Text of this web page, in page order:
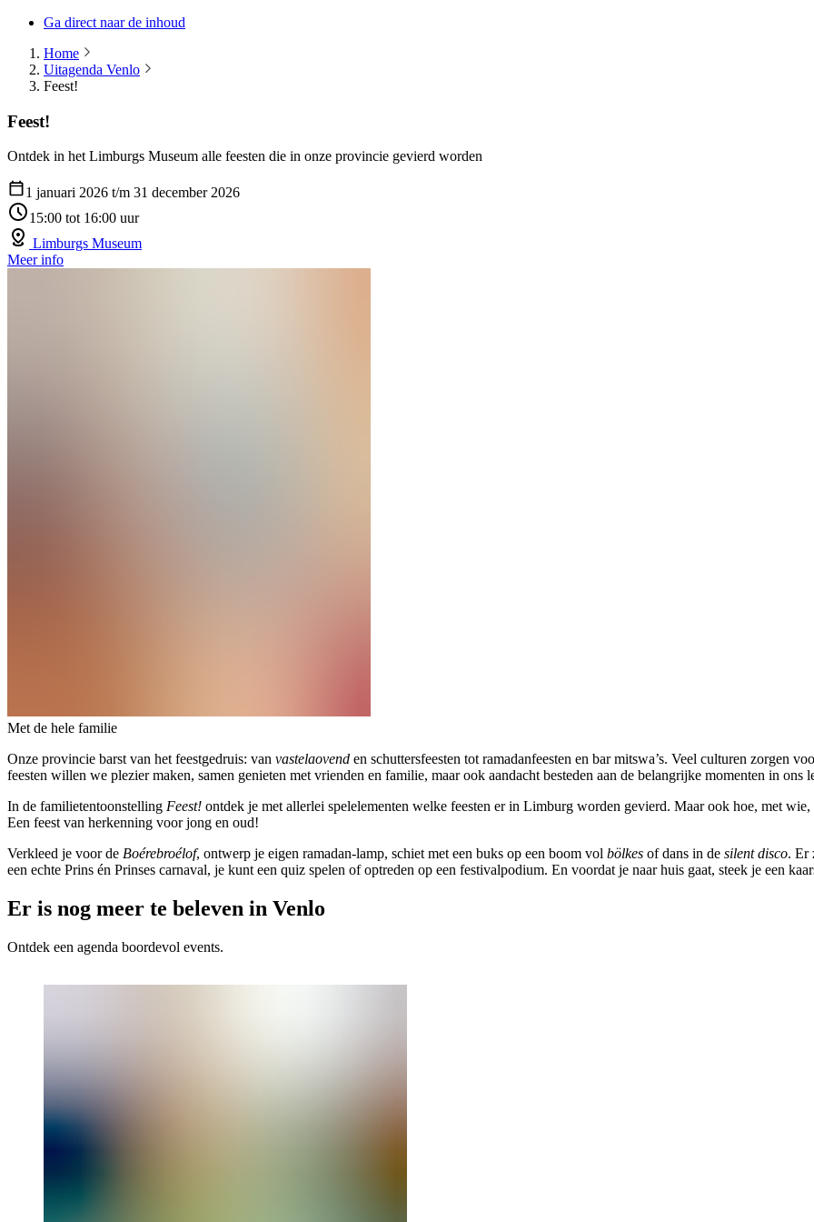
Ga direct naar de inhoud
Home
Uitagenda Venlo
Feest!
Feest!
Ontdek in het Limburgs Museum alle feesten die in onze provincie gevierd worden
1 januari 2026 t/m 31 december 2026
15:00 tot 16:00 uur
Limburgs Museum
Meer info
Met de hele familie
Onze provincie barst van het feestgedruis: van vastelaovend en schuttersfeesten tot ramadanfeesten en bar mitswa’s. Veel culturen zorgen
feesten willen we plezier maken, samen genieten met vrienden en familie, maar ook aandacht besteden aan de belangrijke momenten in ons
In de familietentoonstelling Feest! ontdek je met allerlei spelelementen welke feesten er in Limburg worden gevierd. Maar ook hoe, met
Een feest van herkenning voor jong en oud!
Verkleed je voor de Boérebroélof, ontwerp je eigen ramadan-lamp, schiet met een buks op een boom vol bölkes of dans in de silent disco. Er
een echte Prins én Prinses carnaval, je kunt een quiz spelen of optreden op een festivalpodium. En voordat je naar huis gaat, steek je een
Er is nog meer te beleven in Venlo
Ontdek een agenda boordevol events.